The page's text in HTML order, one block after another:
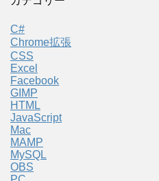
C#
Chrome拡張
CSS
Excel
Facebook
GIMP
HTML
JavaScript
Mac
MAMP
MySQL
OBS